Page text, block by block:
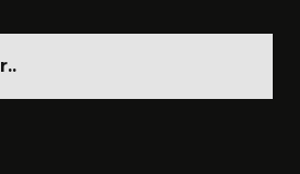
CARNAVAL, FESTA DA CARA